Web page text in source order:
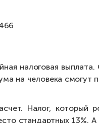
налоговая
на человека смогут
Налог, который
стандартных 13%. А